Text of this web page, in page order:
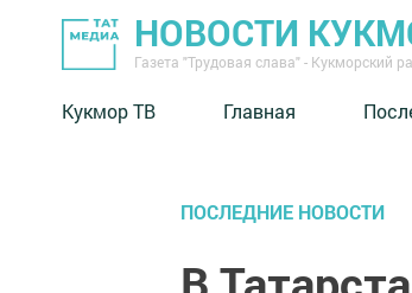
НОВОСТИ
Газета "Трудовая слава" - Кукморский
Кукмор ТВ Главная
ПОСЛЕДНИЕ НОВОСТИ